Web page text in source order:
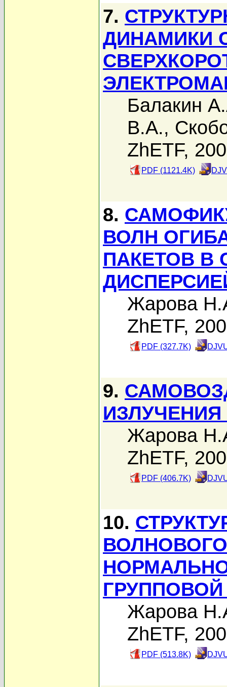
7.
ДИНАМИКИ
Балакин
В.А.,
ZhETF,
PDF (1121.4K)
8.
ВОЛН
ПАКЕТОВ В
Жарова
ZhETF,
PDF (327.7K)
9.
Жарова
ZhETF,
PDF (406.7K)
10.
Жарова
ZhETF,
PDF (513.8K)